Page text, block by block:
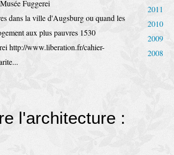
dans la ville d'Augsburg ou quand les
aux plus pauvres 1530
http://www.liberation.fr/cahier-
l'architecture :
2011
2010
2009
2008